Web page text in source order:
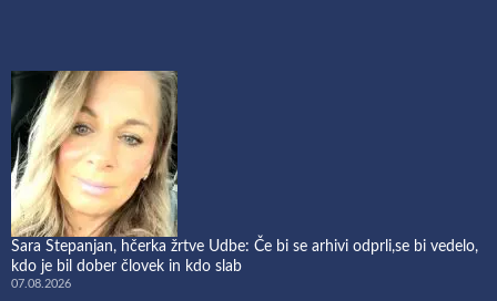
Sara Stepanjan, hčerka žrtve Udbe: Če bi se arhivi odprli,se bi vedelo,
kdo je bil dober človek in kdo slab
07.08.2026